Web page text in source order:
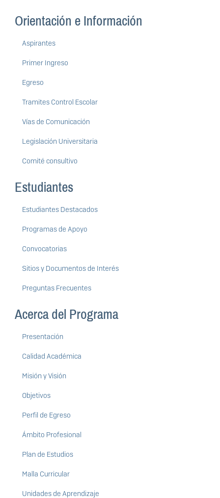
Orientación e Información
Aspirantes
Primer Ingreso
Egreso
Tramites Control Escolar
Vías de Comunicación
Legislación Universitaria
Comité consultivo
Estudiantes
Estudiantes Destacados
Programas de Apoyo
Convocatorias
Sitios y Documentos de Interés
Preguntas Frecuentes
Acerca del Programa
Presentación
Calidad Académica
Misión y Visión
Objetivos
Perfil de Egreso
Ámbito Profesional
Plan de Estudios
Malla Curricular
Unidades de Aprendizaje